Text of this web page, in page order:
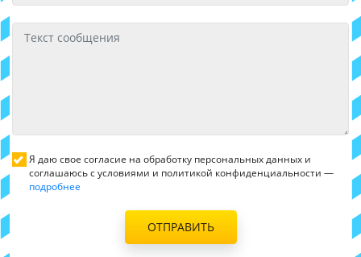
Я даю свое согласие на обработку персональных данных и
соглашаюсь с условиями и политикой конфиденциальности —
подробнее
ОТПРАВИТЬ